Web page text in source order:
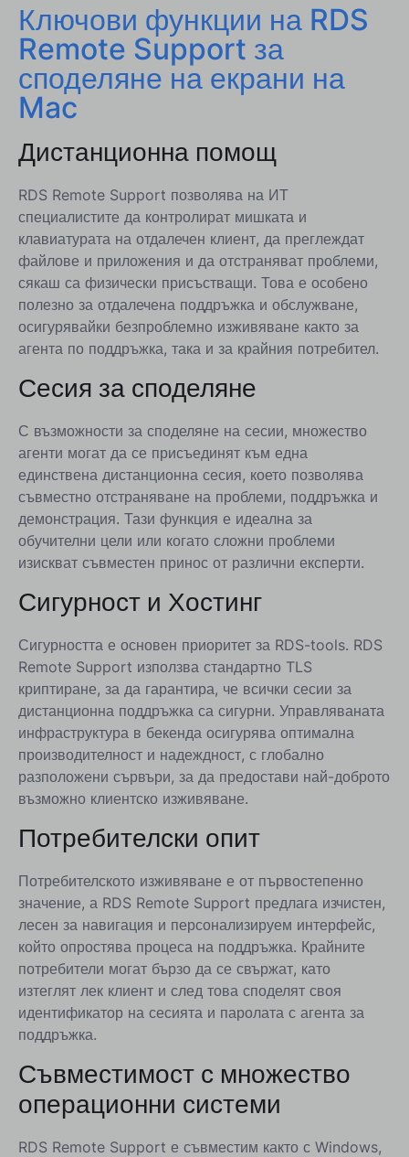
Ключови функции на RDS
Remote Support за
споделяне на екрани на
Mac
Дистанционна помощ
RDS Remote Support позволява на ИТ
специалистите да контролират мишката и
клавиатурата на отдалечен клиент, да преглеждат
файлове и приложения и да отстраняват проблеми,
сякаш са физически присъстващи. Това е особено
полезно за отдалечена поддръжка и обслужване,
осигурявайки безпроблемно изживяване както за
агента по поддръжка, така и за крайния потребител.
Сесия за споделяне
С възможности за споделяне на сесии, множество
агенти могат да се присъединят към една
единствена дистанционна сесия, което позволява
съвместно отстраняване на проблеми, поддръжка и
демонстрация. Тази функция е идеална за
обучителни цели или когато сложни проблеми
изискват съвместен принос от различни експерти.
Сигурност и Хостинг
Сигурността е основен приоритет за RDS-tools. RDS
Remote Support използва стандартно TLS
криптиране, за да гарантира, че всички сесии за
дистанционна поддръжка са сигурни. Управляваната
инфраструктура в бекенда осигурява оптимална
производителност и надеждност, с глобално
разположени сървъри, за да предостави най-доброто
възможно клиентско изживяване.
Потребителски опит
Потребителското изживяване е от първостепенно
значение, а RDS Remote Support предлага изчистен,
лесен за навигация и персонализируем интерфейс,
който опростява процеса на поддръжка. Крайните
потребители могат бързо да се свържат, като
изтеглят лек клиент и след това споделят своя
идентификатор на сесията и паролата с агента за
поддръжка.
Съвместимост с множество
операционни системи
RDS Remote Support е съвместим както с Windows,